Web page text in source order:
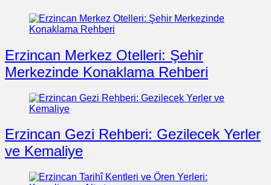
Erzincan Merkez Otelleri: Şehir
Merkezinde Konaklama Rehberi
Erzincan Gezi Rehberi: Gezilecek Yerler
ve Kemaliye